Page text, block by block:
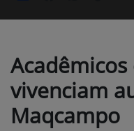
Acadêmicos
vivenciam
Maqcampo